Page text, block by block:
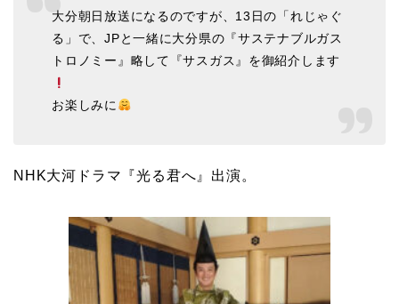
大分朝日放送になるのですが、13日の「れじゃぐ
る」で、JPと一緒に大分県の『サステナブルガス
トロノミー』略して『サスガス』を御紹介します
お楽しみに
NHK大河ドラマ『光る君へ』出演。